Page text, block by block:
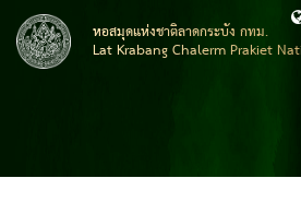
หอสมุดแห่งชาติลาดกระบัง กทม.
Lat Krabang Chalerm Prakiet